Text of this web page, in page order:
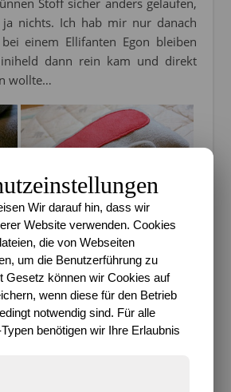
Stoff sicher anders gelaufen,
nichts. Ich hab mir nur danach
einem Ellifanten Egon bleiben
dann rein kam und direkt
wollte…
überzeugen mit dem Heldenkind
werden sehen, wie es am Ende
klappt oder ob der Miniheld gar
einem ganz anderen Kuscheltier
Buch hegt, immerhin ist
Wir darauf hin, dass wir
Website verwenden. Cookies
die von Webseiten
um die Benutzerführung zu
Gesetz können wir Cookies auf
wenn diese für den Betrieb
notwendig sind. Für alle
benötigen wir Ihre Erlaubnis